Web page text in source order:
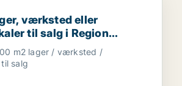
hotel,
værksted eller produktionslokaler
værksted eller
til salg i Region
m2 lager / værksted /
salg